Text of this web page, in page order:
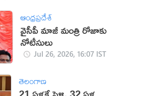
ఆంధ్రప్రదేశ్
వైసీపీ మాజీ మంత్రి రోజాకు
నోటీసులు
Jul 26, 2026, 16:07 IST
తెలంగాణ